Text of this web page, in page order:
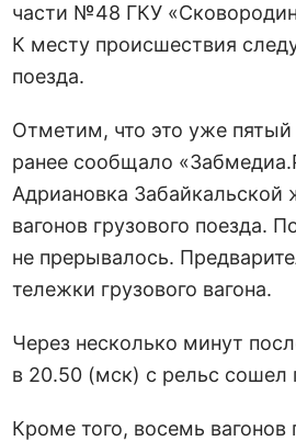
части №48 ГКУ
К месту происшествия
поезда.
Отметим, что это уже
ранее сообщало
Адриановка Забайкальской
вагонов грузового поезда.
не прерывалось.
тележки грузового вагона.
Через несколько минут
в 20.50 (мск) с рельс сошел
Кроме того, восемь вагонов